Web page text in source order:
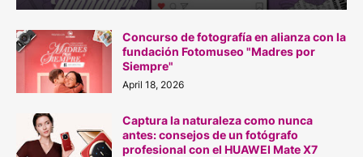
Concurso de fotografía en alianza con la
fundación Fotomuseo "Madres por
Siempre"
April 18, 2026
Captura la naturaleza como nunca
antes: consejos de un fotógrafo
profesional con el HUAWEI Mate X7